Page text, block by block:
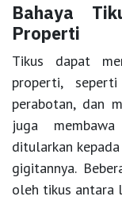
Bahaya
Properti
Tikus dapat
properti,
perabotan, dan
juga
ditularkan
gigitannya.
oleh tikus antara